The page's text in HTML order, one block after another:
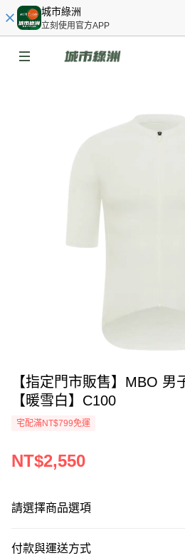
城市綠洲
立刻使用官方APP
【指定門市販售】MBO 男
【暖雪白】C100
宅配滿NT$799免運
NT$2,550
請選擇商品選項
付款與運送方式